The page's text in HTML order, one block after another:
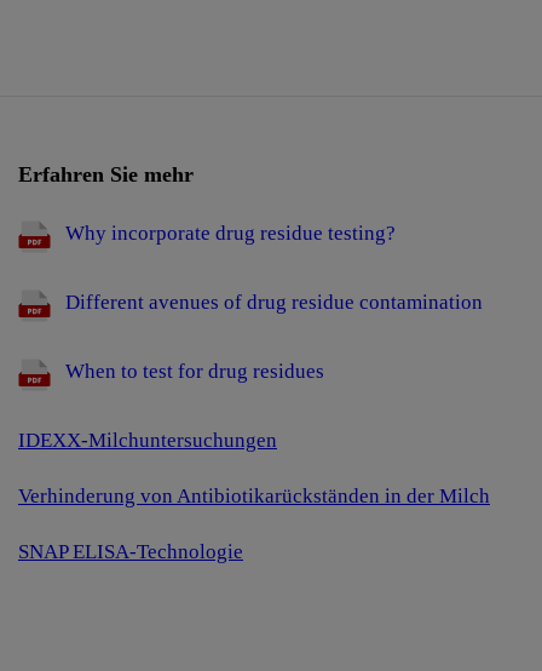
Erfahren Sie mehr
Why incorporate drug residue testing?
Different avenues of drug residue contamination
When to test for drug residues
IDEXX-Milchuntersuchungen
Verhinderung von Antibiotikarückständen in der Milch
SNAP ELISA-Technologie